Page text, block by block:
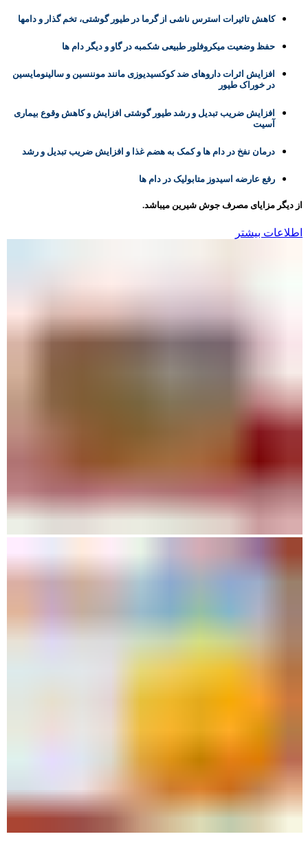
کاهش تاثیرات استرس ناشی از گرما در طیور گوشتی، تخم گذار و دام­ها
حفظ وضعیت میکروفلور طبیعی شکمبه در گاو و دیگر دام ها
افزایش اثرات داروهای ضد کوکسیدیوزی مانند موننسین و سالینومایسین
در خوراک طیور
افزایش ضریب تبدیل و رشد طیور گوشتی افزایش و کاهش وقوع بیماری
آسیت
درمان نفخ در دام ها و کمک به هضم غذا و افزایش ضریب تبدیل و رشد
رفع عارضه اسیدوز متابولیک در دام ها
از دیگر مزایای مصرف جوش شیرین می­باشد.
اطلاعات بیشتر